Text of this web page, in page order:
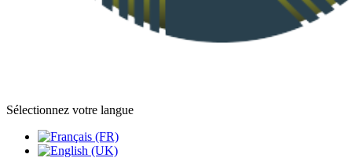
Sélectionnez votre langue